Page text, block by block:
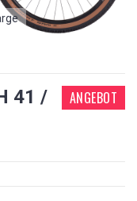
41 /
ANGEBOT